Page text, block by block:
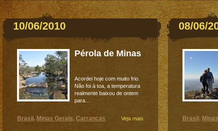
10/06/2010
Pérola de Minas
Acordei hoje com muito frio.
Não foi à toa, a temperatura
realmente baixou de ontem
para...
Veja mais
Brasil , Minas Gerais, Carrancas
08/06/
Brasil ,